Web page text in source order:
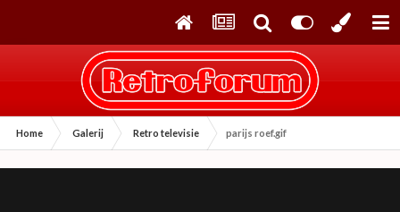
Home Galerij Retro televisie parijs roef.gif